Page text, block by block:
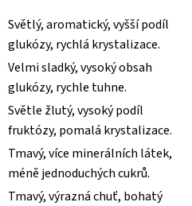
Světlý, aromatický, vyšší podíl
glukózy, rychlá krystalizace.
Velmi sladký, vysoký obsah
glukózy, rychle tuhne.
Světle žlutý, vysoký podíl
fruktózy, pomalá krystalizace.
Tmavý, více minerálních látek,
méně jednoduchých cukrů.
Tmavý, výrazná chuť, bohatý